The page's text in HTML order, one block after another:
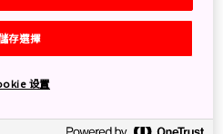
存選擇
设置